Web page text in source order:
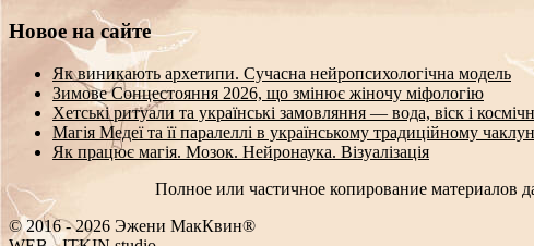
Новое на сайте
Як виникають архетипи. Сучасна нейропсихологічна модель
Зимове Сонцестояння 2026, що змінює жіночу міфологію
Хетські ритуали та українські замовляння — вода, віск і
Магія Медеї та її паралеллі в українському традиційному
Як працює магія. Мозок. Нейронаука. Візуалізація
Полное или частичное копирование материалов
© 2016 - 2026 Эжени МакКвин®